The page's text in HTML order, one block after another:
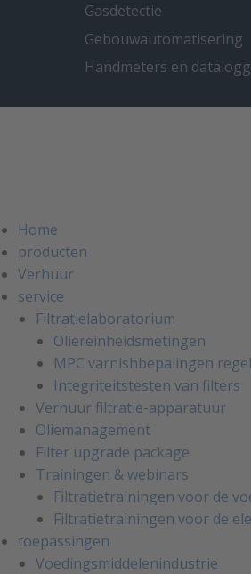
Gasdetectie
Gebouwautomatisering
Handmeters en
Home
producten
Verhuur
service
Filtratielaboratorium
Oliereinheidsmetingen
MPC varnishbepalingen
Integriteitstesten van filters
Verhuur filtratie-apparatuur
Oliemanagement
Filter upgrade package
Trainingen & webinars
Filtratietrainingen voor de
Filtratietrainingen voor de
toepassingen
Voedingsmiddelenindustrie